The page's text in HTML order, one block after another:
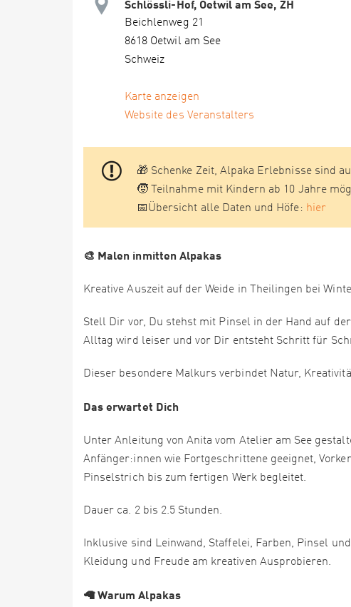
Schlössli-Hof, Oetwil am See, ZH
Beichlenweg 21
8618 Oetwil am See
Schweiz
Karte anzeigen
Website des Veranstalters
🎁 Schenke Zeit, Alpaka Erlebnisse sind
🧒 Teilnahme mit Kindern ab 10 Jahre
📅Übersicht alle Daten und Höfe: hier
🎨 Malen inmitten Alpakas
Kreative Auszeit auf der Weide in Theilingen bei
Stell Dir vor, Du stehst mit Pinsel in der Hand auf
Alltag wird leiser und vor Dir entsteht Schritt für
Dieser besondere Malkurs verbindet Natur,
Das erwartet Dich
Unter Anleitung von Anita vom Atelier am See
Anfänger:innen wie Fortgeschrittene geeignet,
Pinselstrich bis zum fertigen Werk begleitet.
Dauer ca. 2 bis 2.5 Stunden.
Inklusive sind Leinwand, Staffelei, Farben, Pinsel
Kleidung und Freude am kreativen Ausprobieren.
🦙 Warum Alpakas